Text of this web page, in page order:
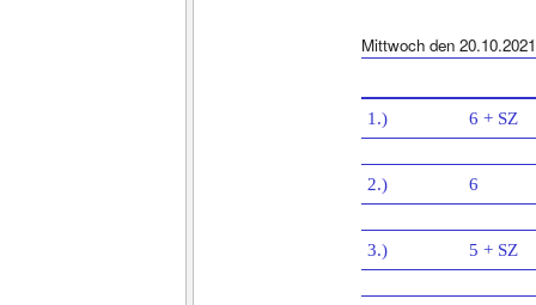
Mittwoch den 20.10.2021
1.) 6 + SZ
2.) 6
3.) 5 + SZ